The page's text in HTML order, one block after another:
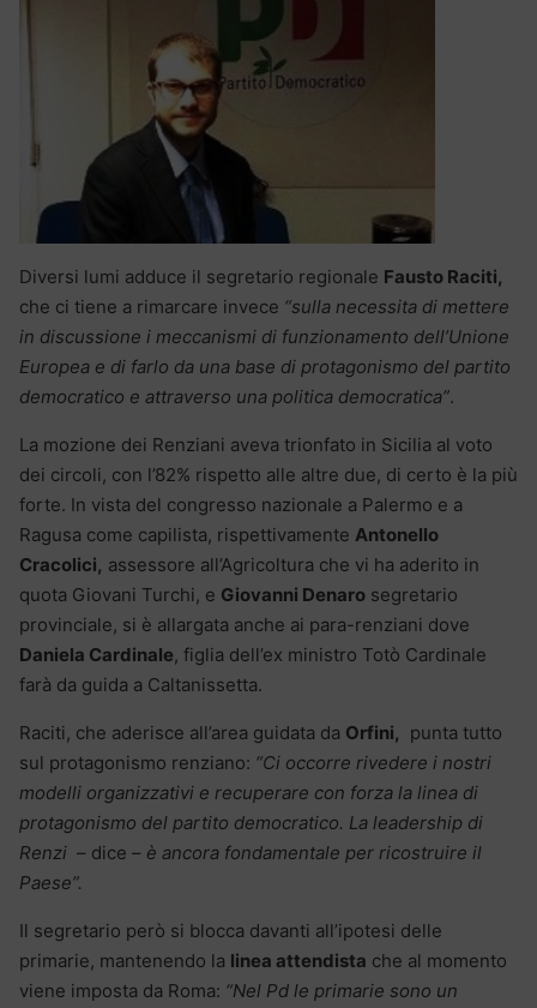
Diversi lumi adduce il segretario regionale Fausto Raciti,
che ci tiene a rimarcare invece “sulla necessita di mettere
in discussione i meccanismi di funzionamento dell’Unione
Europea e di farlo da una base di protagonismo del partito
democratico e attraverso una politica democratica”.
La mozione dei Renziani aveva trionfato in Sicilia al voto
dei circoli, con l’82% rispetto alle altre due, di certo è la più
forte. In vista del congresso nazionale a Palermo e a
Ragusa come capilista, rispettivamente Antonello
Cracolici, assessore all’Agricoltura che vi ha aderito in
quota Giovani Turchi, e Giovanni Denaro segretario
provinciale, si è allargata anche ai para-renziani dove
Daniela Cardinale, figlia dell’ex ministro Totò Cardinale
farà da guida a Caltanissetta.
Raciti, che aderisce all’area guidata da Orfini, punta tutto
sul protagonismo renziano: “Ci occorre rivedere i nostri
modelli organizzativi e recuperare con forza la linea di
protagonismo del partito democratico. La leadership di
Renzi – dice – è ancora fondamentale per ricostruire il
Paese”.
Il segretario però si blocca davanti all’ipotesi delle
primarie, mantenendo la linea attendista che al momento
viene imposta da Roma: “Nel Pd le primarie sono un